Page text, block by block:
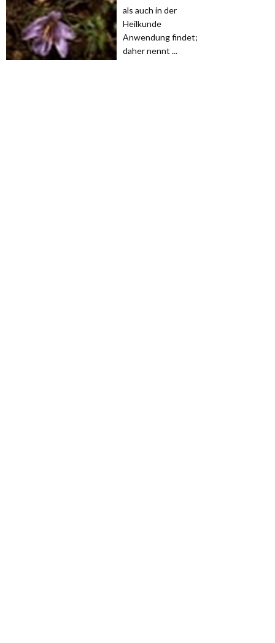
als auch in der
Heilkunde
Anwendung findet;
daher nennt ...